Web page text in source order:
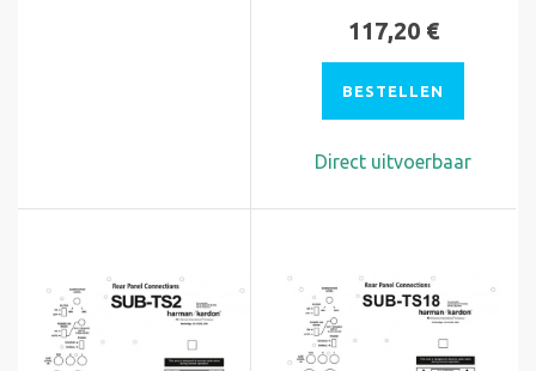
117,20 €
BESTELLEN
Direct uitvoerbaar